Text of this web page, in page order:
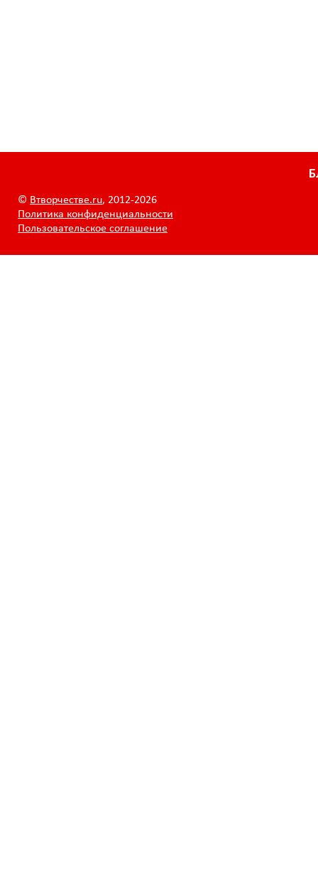
© Втворчестве.ru, 2012-2026
Политика конфиденциальности
Пользовательское соглашение